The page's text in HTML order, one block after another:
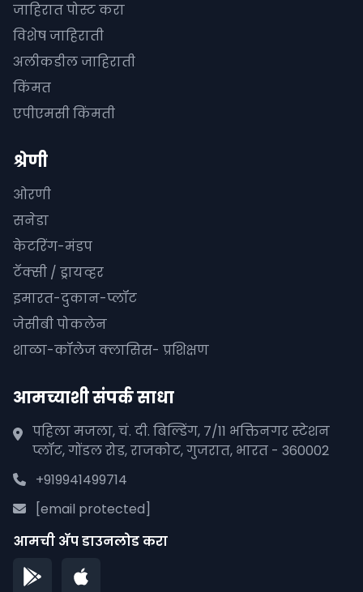
जाहिरात पोस्ट करा
विशेष जाहिराती
अलीकडील जाहिराती
किंमत
एपीएमसी किंमती
श्रेणी
ओरणी
सनेडा
केटरिंग-मंडप
टॅक्सी / ड्रायव्हर
इमारत-दुकान-प्लॉट
जेसीबी पोकलेन
शाळा-कॉलेज क्लासिस- प्रशिक्षण
आमच्याशी संपर्क साधा
पहिला मजला, चं. दी. बिल्डिंग, 7/11 भक्तिनगर स्टेशन
प्लॉट, गोंडल रोड, राजकोट, गुजरात, भारत - 360002
+919941499714
[email protected]
आमची अ‍ॅप डाउनलोड करा